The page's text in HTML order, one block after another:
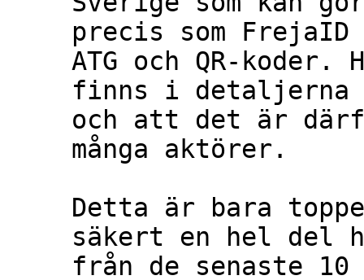
precis som
ATG och QR-
finns i detaljerna
och att det är
många aktörer.
Detta är bara
säkert en hel del
från de senaste 10